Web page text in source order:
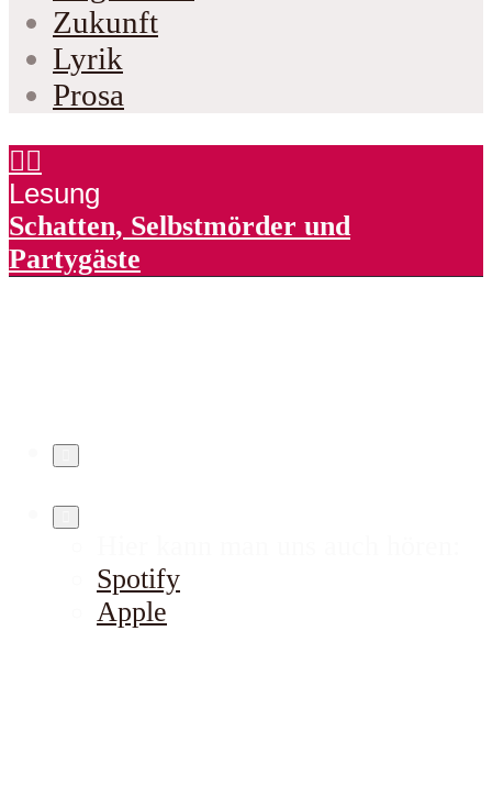
Zukunft
Lyrik
Prosa
Lesung
Schatten, Selbstmörder und
Partygäste
Spotify
Apple